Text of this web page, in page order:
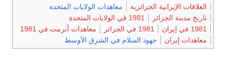
العلاقات الإيرانية الجزائرية
معاهدات الولايات المتحدة
تاريخ مدينة الجزائر
1981 في الولايات المتحدة
1981 في إيران
1981 في الجزائر
معاهدات أبرمت في 1981
معاهدات إيران
جهود السلام في الشرق الأوسط